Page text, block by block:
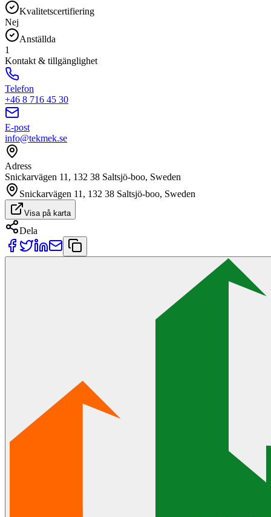
Kvalitetscertifiering
Nej
Anställda
1
Kontakt & tillgänglighet
Telefon
+46 8 716 45 30
E-post
info@tekmek.se
Adress
Snickarvägen 11, 132 38 Saltsjö-boo, Sweden
Snickarvägen 11, 132 38 Saltsjö-boo, Sweden
Visa på karta
Dela